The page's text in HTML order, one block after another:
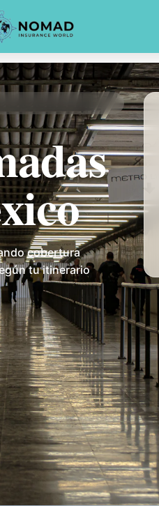
cobertura
tu itinerario